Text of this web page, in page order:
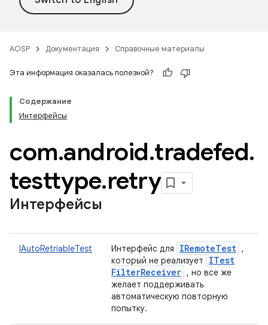
AOSP Документация Справочные материалы
Эта информация оказалась полезной?
Содержание
Интерфейсы
com.android.tradefed.
testtype.retry
Интерфейсы
IAutoRetriableTest Интерфейс для IRemoteTest ,
который не реализует
ITest
FilterReceiver , но все же
желает поддерживать
автоматическую повторную
попытку.